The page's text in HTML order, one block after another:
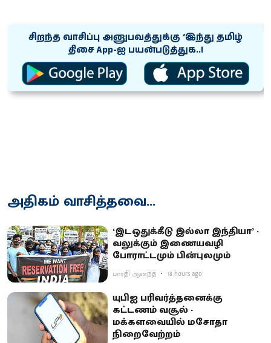
சிறந்த வாசிப்பு அனுபவத்துக்கு ‘இந்து தமிழ்
திசை App-ஐ பயன்படுத்துக..!
அதிகம் வாசித்தவை...
‘இடஒதுக்கீடு இல்லா இந்தியா’ -
வலுக்கும் இணையவழி
போராட்டமும் பின்புலமும்
பாரதி ஆனந்த் 18 hours ago
யுபிஐ பரிவர்த்தனைக்கு
கட்டணம் வசூல் -
மக்களவையில் மசோதா
நிறைவேற்றம்